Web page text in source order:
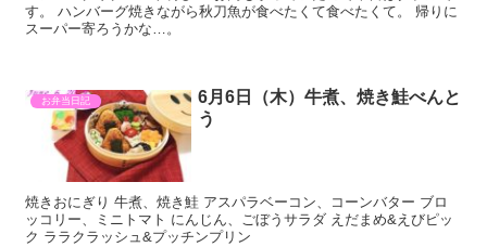
す。 ハンバーグ焼きながら秋刀魚が食べたくて食べたくて。 帰りに
スーパー寄ろうかな…。
お弁当日記
6月6日（木）牛煮、焼き鮭べんと
う
焼きおにぎり 牛煮、焼き鮭 アスパラベーコン、コーンバター ブロ
ッコリー、ミニトマト にんじん、ごぼうサラダ えだまめ&えびピッ
ク ララクラッシュ&プッチンプリン